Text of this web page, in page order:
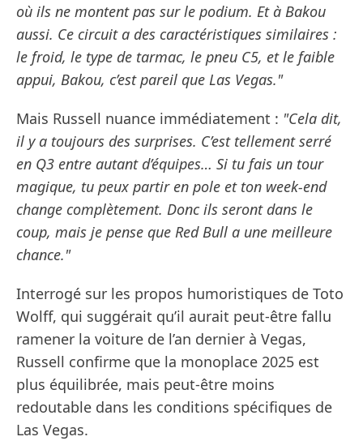
où ils ne montent pas sur le podium. Et à Bakou
aussi. Ce circuit a des caractéristiques similaires :
le froid, le type de tarmac, le pneu C5, et le faible
appui, Bakou, c’est pareil que Las Vegas."
Mais Russell nuance immédiatement : "Cela dit,
il y a toujours des surprises. C’est tellement serré
en Q3 entre autant d’équipes… Si tu fais un tour
magique, tu peux partir en pole et ton week-end
change complètement. Donc ils seront dans le
coup, mais je pense que Red Bull a une meilleure
chance."
Interrogé sur les propos humoristiques de Toto
Wolff, qui suggérait qu’il aurait peut-être fallu
ramener la voiture de l’an dernier à Vegas,
Russell confirme que la monoplace 2025 est
plus équilibrée, mais peut-être moins
redoutable dans les conditions spécifiques de
Las Vegas.